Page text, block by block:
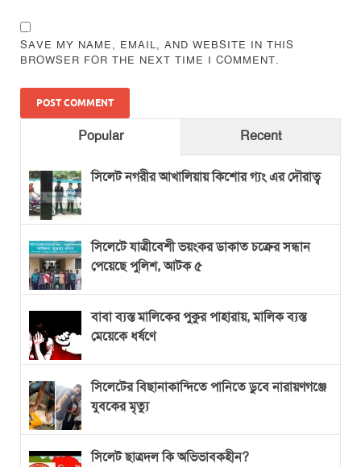
SAVE MY NAME, EMAIL, AND WEBSITE IN THIS
BROWSER FOR THE NEXT TIME I COMMENT.
Popular Recent
সিলেট নগরীর আখালিয়ায় কিশোর গ্যং এর দৌরাত্ব
সিলেটে যাত্রীবেশী ভয়ংকর ডাকাত চক্রের সন্ধান
পেয়েছে পুলিশ, আটক ৫
বাবা ব্যস্ত মালিকের পুকুর পাহারায়, মালিক ব্যস্ত
মেয়েকে ধর্ষণে
সিলেটের বিছানাকান্দিতে পানিতে ডুবে নারায়ণগঞ্জে
যুবকের মৃত্যু
সিলেট ছাত্রদল কি অভিভাবকহীন?